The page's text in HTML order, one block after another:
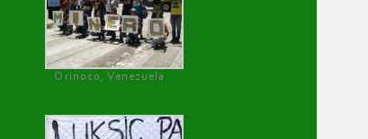
Orinoco, Venezuela